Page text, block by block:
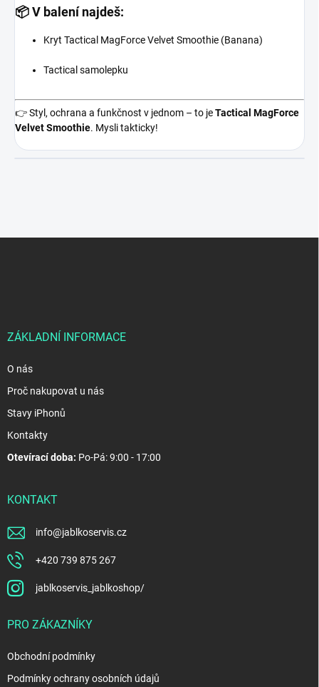
📦 V balení najdeš:
Kryt Tactical MagForce Velvet Smoothie (Banana)
Tactical samolepku
👉 Styl, ochrana a funkčnost v jednom – to jeTactical MagForce
Velvet Smoothie. Mysli takticky!
ZÁKLADNÍ INFORMACE
O nás
Proč nakupovat u nás
Stavy iPhonů
Kontakty
Otevírací doba: Po-Pá: 9:00 - 17:00
KONTAKT
info@jablkoservis.cz
+420 739 875 267
jablkoservis_jablkoshop/
PRO ZÁKAZNÍKY
Obchodní podmínky
Podmínky ochrany osobních údajů